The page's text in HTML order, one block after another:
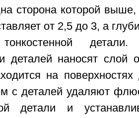
сторона которой
от 2,5 до 3, а
деталей наносят
на
с деталей удаляют
детали и